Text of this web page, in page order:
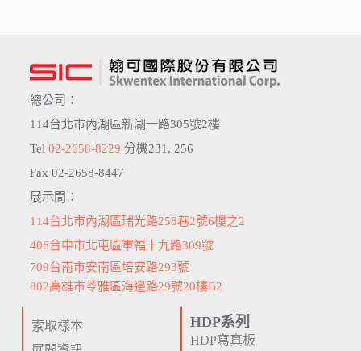
總公司：
114台北市內湖區新湖一路305號2樓
Tel 02-2658-8229 分機231, 256
Fax 02-2658-8447
展示間：
114台北市內湖區瑞光路258巷2號6樓之2
406台中市北屯區軍福十九路309號
709台南市安南區培安路293號
802高雄市苓雅區海邊路29號20樓B2
索取樣本
HDP系列
HDP寫真板